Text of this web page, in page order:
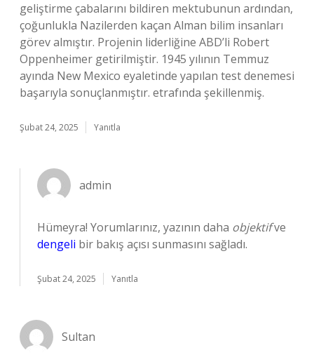
geliştirme çabalarını bildiren mektubunun ardından,
çoğunlukla Nazilerden kaçan Alman bilim insanları
görev almıştır. Projenin liderliğine ABD’li Robert
Oppenheimer getirilmiştir. 1945 yılının Temmuz
ayında New Mexico eyaletinde yapılan test denemesi
başarıyla sonuçlanmıştır. etrafında şekillenmiş.
Şubat 24, 2025 Yanıtla
admin
Hümeyra! Yorumlarınız, yazının daha objektifve
dengeli bir bakış açısı sunmasını sağladı.
Şubat 24, 2025 Yanıtla
Sultan